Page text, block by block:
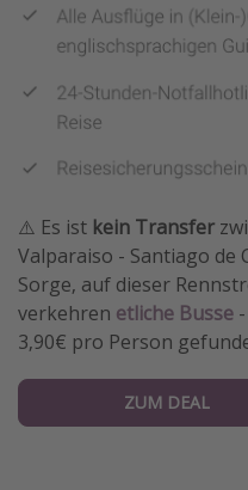
⚠️ Es ist kein Transfer
Valparaiso - Santiago de
Sorge, auf dieser
verkehren etliche Busse
3,90€ pro Person
ZUM DEAL